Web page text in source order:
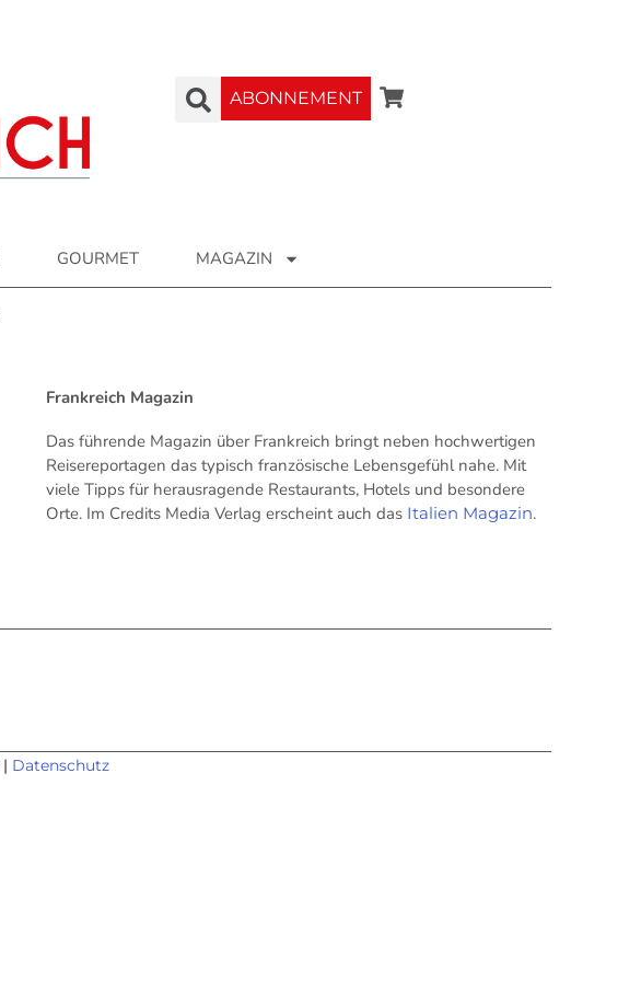
ABONNEMENT
GOURMET MAGAZIN
Frankreich Magazin
Das führende Magazin über Frankreich bringt neben hochwertigen
Reisereportagen das typisch französische Lebensgefühl nahe. Mit
viele Tipps für herausragende Restaurants, Hotels und besondere
Orte. Im Credits Media Verlag erscheint auch das Italien Magazin.
| Datenschutz